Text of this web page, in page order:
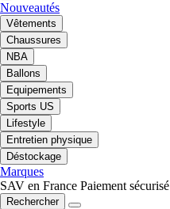
Nouveautés
Vêtements
Chaussures
NBA
Ballons
Equipements
Sports US
Lifestyle
Entretien physique
Déstockage
Marques
SAV en France Paiement sécurisé
Rechercher